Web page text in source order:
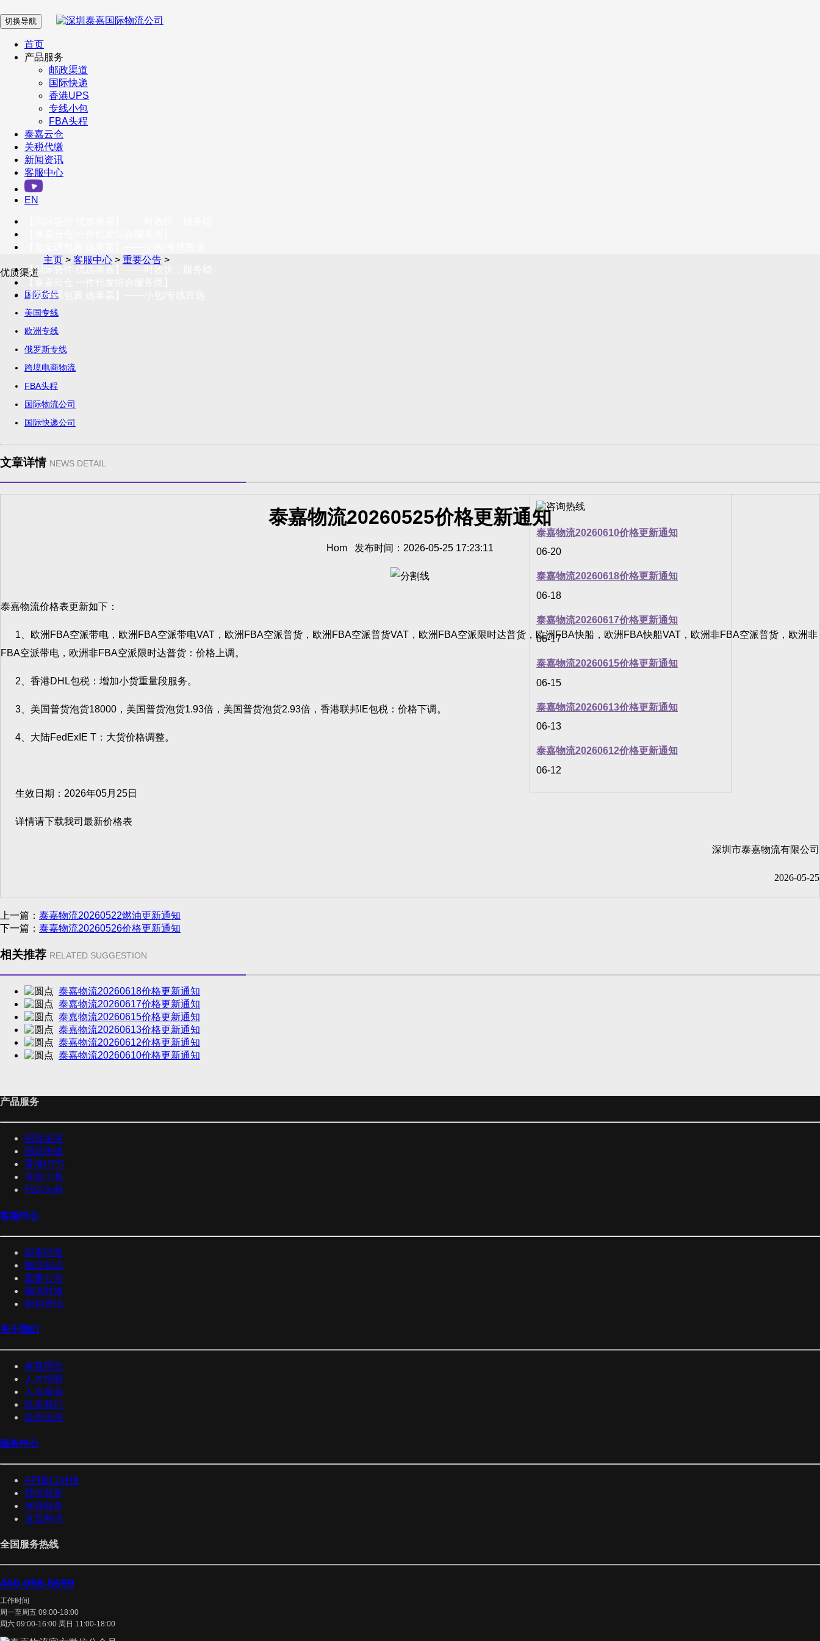
在 线 客 服
企业微信
订阅号
客户服务热线
400-098-5699
联系我们
切换导航
首页
产品服务
邮政渠道
国际快递
香港UPS
专线小包
FBA头程
泰嘉云仓
关税代缴
新闻资讯
客服中心
EN
【国际急件 优选泰嘉】——时效快，服务稳
【发全球包裹 选泰嘉】——小包/专线首选
主页 >客服中心 >重要公告 >
优质渠道
国际货代
美国专线
欧洲专线
俄罗斯专线
跨境电商物流
FBA头程
国际物流公司
国际快递公司
文章详情 NEWS DETAIL
泰嘉物流20260610价格更新通知
06-20
泰嘉物流20260618价格更新通知
06-18
泰嘉物流20260617价格更新通知
06-17
泰嘉物流20260615价格更新通知
06-15
泰嘉物流20260613价格更新通知
06-13
泰嘉物流20260612价格更新通知
06-12
泰嘉物流20260525价格更新通知
Hom 发布时间：2026-05-25 17:23:11
泰嘉物流价格表更新如下：
1、欧洲FBA空派带电，欧洲FBA空派带电VAT，欧洲FBA空派普货，欧洲FBA空派普货VAT，欧洲FBA空派限时达普货，欧洲FBA快船，欧洲FBA快船VAT，欧洲非FBA空派普货，欧洲非
FBA空派带电，欧洲非FBA空派限时达普货：价格上调。
2、香港DHL包税：增加小货重量段服务。
3、美国普货泡货18000，美国普货泡货1.93倍，美国普货泡货2.93倍，香港联邦IE包税：价格下调。
4、大陆FedExIE T：大货价格调整。
生效日期：2026年05月25日
详情请下载我司最新价格表
深圳市泰嘉物流有限公司
2026-05-25
上一篇： 泰嘉物流20260522燃油更新通知
下一篇： 泰嘉物流20260526价格更新通知
相关推荐 RELATED SUGGESTION
泰嘉物流20260618价格更新通知
泰嘉物流20260617价格更新通知
泰嘉物流20260615价格更新通知
泰嘉物流20260613价格更新通知
泰嘉物流20260612价格更新通知
泰嘉物流20260610价格更新通知
产品服务
邮政渠道
国际快递
香港UPS
专线小包
FBA头程
客服中心
邮寄经验
物流知识
重要公告
物流时效
新闻资讯
关于我们
泰嘉理念
人才招聘
人在泰嘉
联系我们
合作伙伴
服务中心
API接口对接
揽收服务
保险服务
直营网点
全国服务热线
400-098-5699
工作时间
周一至周五 09:00-18:00
周六 09:00-16:00 周日 11:00-18:00